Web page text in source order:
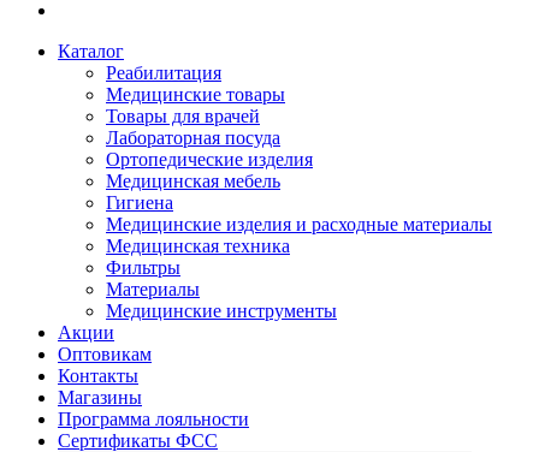
Каталог
Реабилитация
Медицинские товары
Товары для врачей
Лабораторная посуда
Ортопедические изделия
Медицинская мебель
Гигиена
Медицинские изделия и расходные материалы
Медицинская техника
Фильтры
Материалы
Медицинские инструменты
Акции
Оптовикам
Контакты
Магазины
Программа лояльности
Сертификаты ФСС